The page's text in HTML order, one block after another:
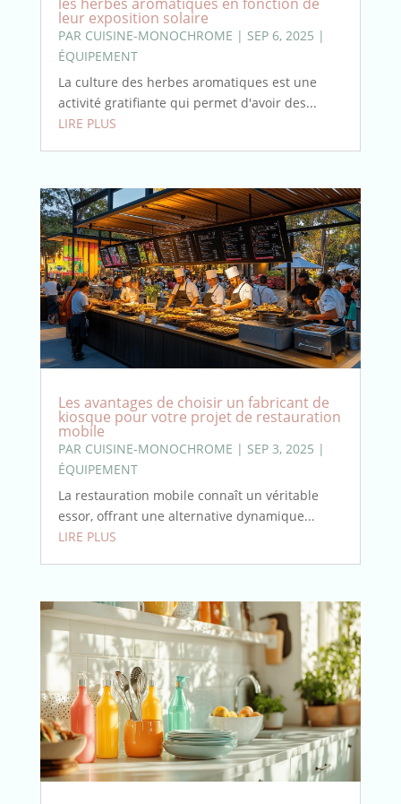
leur exposition solaire
PAR CUISINE-MONOCHROME | SEP 6, 2025 |
ÉQUIPEMENT
La culture des herbes aromatiques est une
activité gratifiante qui permet d'avoir des...
LIRE PLUS
Les avantages de choisir un fabricant de
kiosque pour votre projet de restauration
mobile
PAR CUISINE-MONOCHROME | SEP 3, 2025 |
ÉQUIPEMENT
La restauration mobile connaît un véritable
essor, offrant une alternative dynamique...
LIRE PLUS